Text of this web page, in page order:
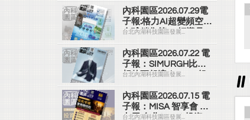
內科園區2026.07.29電
子報:格力AI超變頻空調
全球銷售第一 領導品
牌
台北內湖科技園區發展...
內科園區2026.07.22 電
子報：SIMURGH比你
想的更舒適｜Su-Si 舒
仕裝 都會日常輕鬆穿
搭 免燙可機洗
台北內湖科技園區發展...
內科園區2026.07.15 電
子報：MISA 智享會 第
七屆 台北(2026) 投資/
台北內湖科技園區發展...